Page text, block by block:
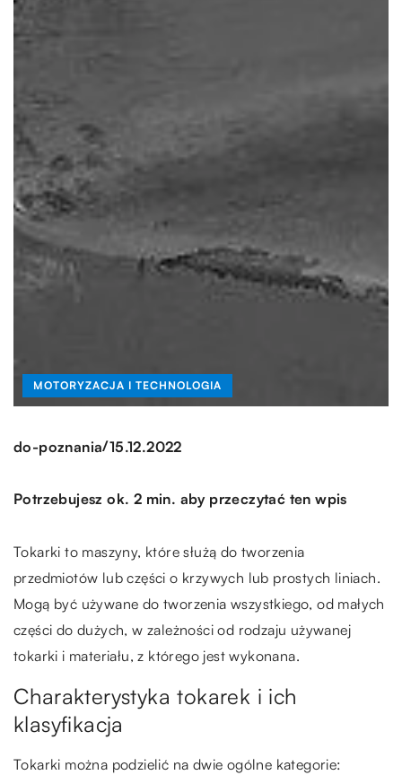
MOTORYZACJA I TECHNOLOGIA
do-poznania/15.12.2022
Potrzebujesz ok. 2 min. aby przeczytać ten wpis
Tokarki to maszyny, które służą do tworzenia
przedmiotów lub części o krzywych lub prostych liniach.
Mogą być używane do tworzenia wszystkiego, od małych
części do dużych, w zależności od rodzaju używanej
tokarki i materiału, z którego jest wykonana.
Charakterystyka tokarek i ich
klasyfikacja
Tokarki można podzielić na dwie ogólne kategorie: